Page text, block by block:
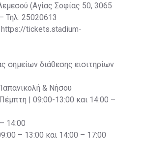
(Αγίας Σοφίας 50, 3065
Τηλ: 25020613
https://tickets.stadium-
σημείων διάθεσης εισιτηρίων
& Νήσου
| 09:00-13:00 και 14:00 –
14:00
– 13:00 και 14:00 – 17:00